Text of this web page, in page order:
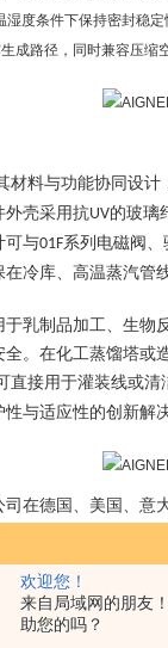
欢迎您！
来自局域网的朋友
助您的吗？
度条件下保持密封稳
成路径，同时兼容压缩
材料与功能协同设计
外壳采用抗UV的玻璃
可与01F系列电磁阀
冷库、高温蒸汽管
乳制品加工、生物
。在化工蒸馏塔或
直接用于灌装线或清
与适应性的创新解
在德国、美国、意
们将竭诚为你服
期，热情，周到的
们将不负客户对本
品。 我们公司是国